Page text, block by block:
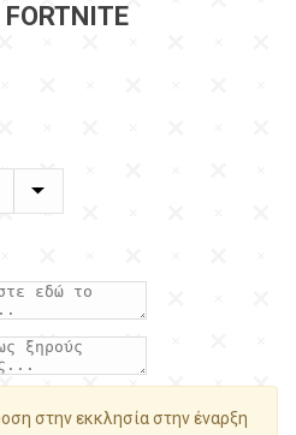
στην εκκλησία στην έναρξη